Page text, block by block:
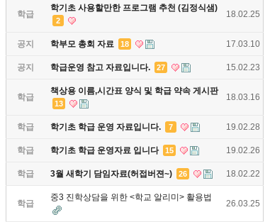
학급
학기초 사용할만한 프로그램 추천 (김정식샘)
2
18.02.25
공지 학부모 총회 자료 18 17.03.10
공지 학급운영 참고 자료입니다. 27 15.02.23
학급
책상용 이름,시간표 양식 및 학급 약속 게시판
13
18.03.16
학급 학기초 학급 운영 자료입니다. 7 19.02.28
학급 학기초 학급 운영자료 입니다 15 19.02.26
학급 3월 새학기 담임자료(허접버젼~) 26 18.02.22
학급
중3 진학상담을 위한 <학교 알리미> 활용법
26.03.25